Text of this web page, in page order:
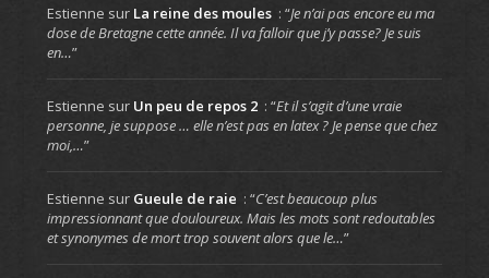
Estienne sur La reine des moules : “Je n’ai pas encore eu ma
dose de Bretagne cette année. Il va falloir que j’y passe? Je suis
en…”
Estienne sur Un peu de repos 2 : “Et il s’agit d’une vraie
personne, je suppose … elle n’est pas en latex ? Je pense que chez
moi,…”
Estienne sur Gueule de raie : “C’est beaucoup plus
impressionnant que douloureux. Mais les mots sont redoutables
et synonymes de mort trop souvent alors que le…”